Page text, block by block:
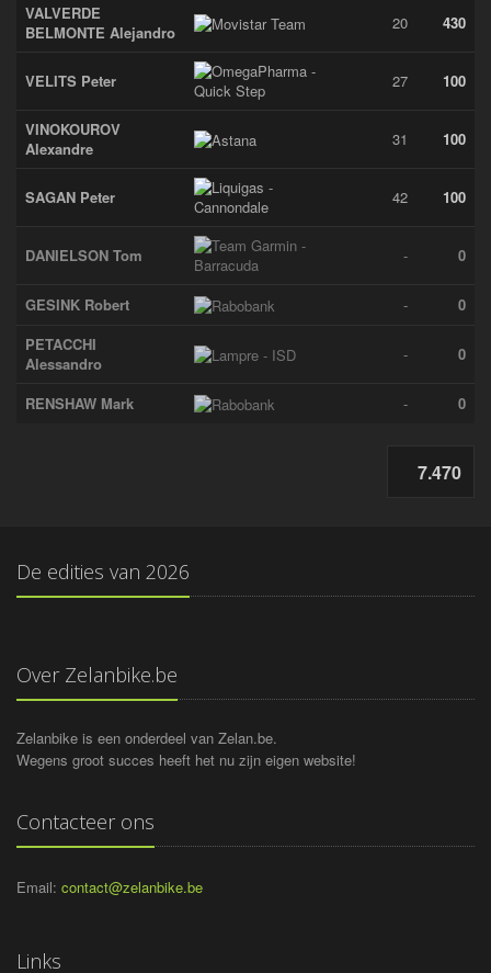
VALVERDE
BELMONTE Alejandro
20 430
VELITS Peter 27 100
VINOKOUROV
Alexandre
31 100
SAGAN Peter 42 100
DANIELSON Tom - 0
GESINK Robert -
0
PETACCHI
Alessandro
- 0
RENSHAW Mark - 0
7.470
De edities van 2026
Over Zelanbike.be
Zelanbike is een onderdeel van Zelan.be.
Wegens groot succes heeft het nu zijn eigen website!
Contacteer ons
Email: contact@zelanbike.be
Links